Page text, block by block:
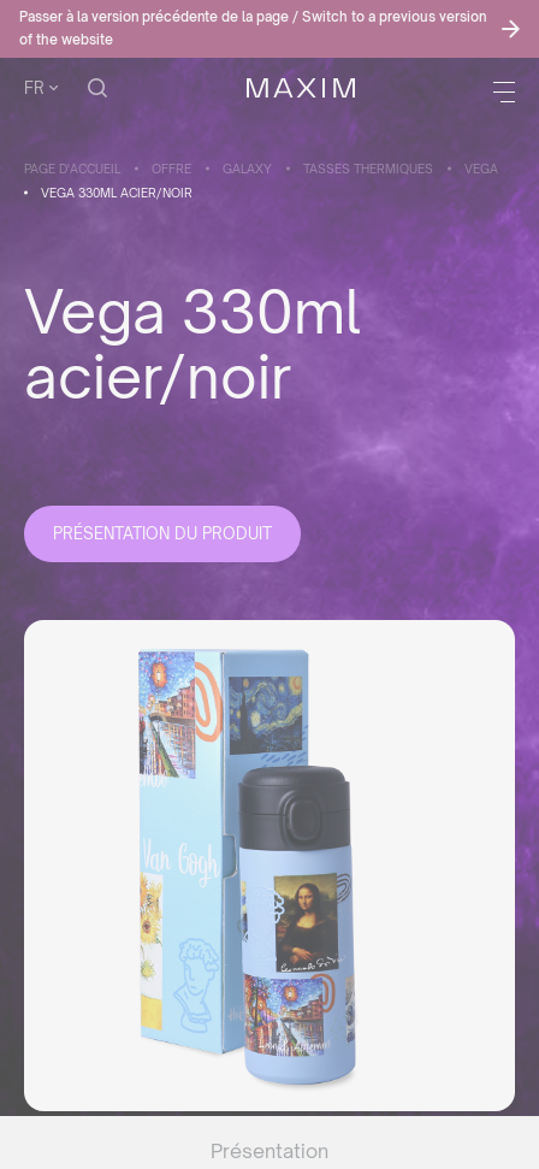
Passer à la version précédente de la page / Switch to a previous version
of the website
FR
PAGE D'ACCUEIL OFFRE GALAXY TASSES THERMIQUES
VEGA
VEGA 330ML ACIER/NOIR
Vega 330ml
acier/noir
PRÉSENTATION DU PRODUIT
Présentation